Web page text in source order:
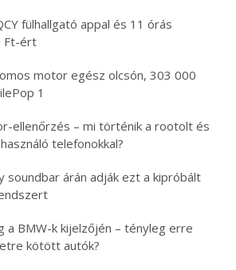
fülhallgató appal és 11 órás
Ft-ért
motor egész olcsón, 303 000
1
ellenőrzés – mi történik a rootolt és
telefonokkal?
soundbar árán adják ezt a kipróbált
a BMW-k kijelzőjén – tényleg erre
kötött autók?